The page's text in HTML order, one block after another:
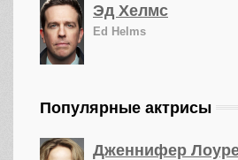
Эд Хелмс
Ed Helms
Популярные актрисы
Дженнифер